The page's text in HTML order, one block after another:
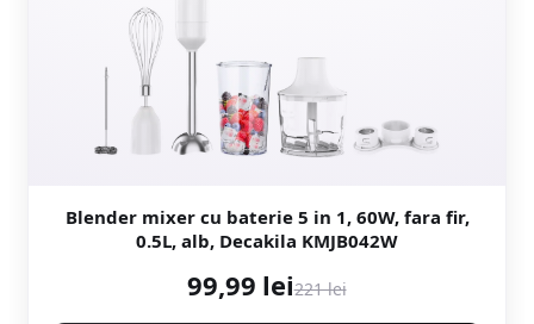
Blender mixer cu baterie 5 in 1, 60W, fara fir,
0.5L, alb, Decakila KMJB042W
99,99 lei221 lei